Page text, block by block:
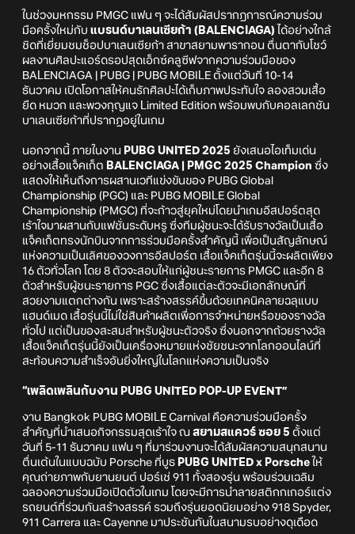
ในช่วงมหกรรม PMGC แฟน ๆ จะได้สัมผัสปรากฏการณ์ความร่วม
มือครั้งใหม่กับ แบรนด์บาเลนเซียก้า (BALENCIAGA) ได้อย่างใกล้
ชิดที่เยี่ยมชมช็อปบาเลนเซียก้า สาขาสยามพารากอน ตื่นตากับโชว์
ผลงานศิลปะแอร์ดรอปสุดเอ็กซ์คลูซีฟจากความร่วมมือของ
BALENCIAGA | PUBG | PUBG MOBILE ตั้งแต่วันที่ 10-14
ธันวาคม เปิดโอกาสให้คนรักศิลปะได้เก็บภาพประทับใจ ลองสวมเสื้อ
ยืด หมวก และพวงกุญแจ Limited Edition พร้อมพบกับคอลเลกชัน
บาเลนเซียก้าที่ปรากฏอยู่ในเกม
นอกจากนี้ ภายในงาน PUBG UNITED 2025 ยังเสนอไอเท็มเด่น
อย่างเสื้อแจ็คเก็ต BALENCIAGA | PMGC 2025 Champion ซึ่ง
แสดงให้เห็นถึงการผสานเวทีแข่งขันของ PUBG Global
Championship (PGC) และ PUBG MOBILE Global
Championship (PMGC) ที่จะก้าวสู่ยุคใหม่โดยนำเกมอีสปอร์ตสุด
เร้าใจมาผสานกับแฟชั่นระดับหรู ซึ่งทีมผู้ชนะจะได้รับรางวัลเป็นเสื้อ
แจ็คเก็ตทรงนักบินจากการร่วมมือครั้งสำคัญนี้ เพื่อเป็นสัญลักษณ์
แห่งความเป็นเลิศของวงการอีสปอร์ต เสื้อแจ็คเก็ตรุ่นนี้จะผลิตเพียง
16 ตัวทั่วโลก โดย 8 ตัวจะสอบให้แก่ผู้ชนะรายการ PMGC และอีก 8
ตัวสำหรับผู้ชนะรายการ PGC ซึ่งเสื้อแต่ละตัวจะมีเอกลักษณ์ที่
สวยงามแตกต่างกัน เพราะสร้างสรรค์ขึ้นด้วยเทคนิคลายฉลุแบบ
แฮนด์เมด เสื้อรุ่นนี้ไม่ใช่สินค้าผลิตเพื่อการจำหน่ายหรือของรางวัล
ทั่วไป แต่เป็นของสะสมสำหรับผู้ชนะตัวจริง ซึ่งนอกจากถ้วยรางวัล
เสื้อแจ็คเก็ตรุ่นนี้ยังเป็นเครื่องหมายแห่งชัยชนะจากโลกออนไลน์ที่
สะท้อนความสำเร็จอันยิ่งใหญ่ในโลกแห่งความเป็นจริง
“เพลิดเพลินกับงาน PUBG UNITED POP-UP EVENT”
งาน Bangkok PUBG MOBILE Carnival คือความร่วมมือครั้ง
สำคัญที่นำเสนอกิจกรรมสุดเร้าใจ ณ สยามสแควร์ ซอย 5 ตั้งแต่
วันที่ 5-11 ธันวาคม แฟน ๆ ที่มาร่วมงานจะได้สัมผัสความสนุกสนาน
ตื่นเต้นในแบบฉบับ Porsche ที่บูธ PUBG UNITED x Porsche ให้
คุณถ่ายภาพกับยานยนต์ ปอร์เช่ 911 ทั้งสองรุ่น พร้อมร่วมเฉลิม
ฉลองความร่วมมือเปิดตัวในเกม โดยจะมีการนำลายสติกกเกอร์แต่ง
รถยนต์ที่ร่วมกันสร้างสรรค์ รวมถึงรุ่นยอดนิยมอย่าง 918 Spyder,
911 Carrera และ Cayenne มาประชันกันในสนามรบอย่างดุเดือด